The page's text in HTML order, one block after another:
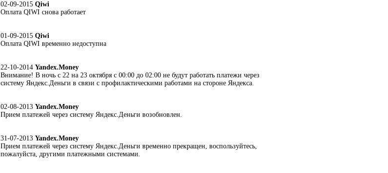
02-09-2015 Qiwi
Оплата QIWI снова работает
01-09-2015 Qiwi
Оплата QIWI временно недоступна
22-10-2014 Yandex.Money
Внимание! В ночь с 22 на 23 октября с 00:00 до 02:00 не будут работать платежи через
систему Яндекс.Деньги в связи с профилактическими работами на стороне Яндекса.
02-08-2013 Yandex.Money
Прием платежей через систему Яндекс.Деньги возобновлен.
31-07-2013 Yandex.Money
Прием платежей через систему Яндекс.Деньги временно прекращен, воспользуйтесь,
пожалуйста, другими платежными системами.